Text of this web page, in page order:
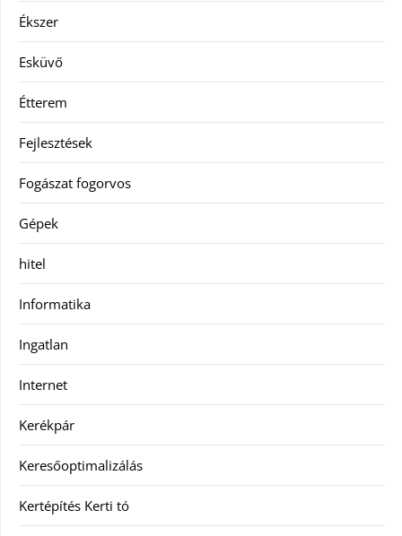
Ékszer
Esküvő
Étterem
Fejlesztések
Fogászat fogorvos
Gépek
hitel
Informatika
Ingatlan
Internet
Kerékpár
Keresőoptimalizálás
Kertépítés Kerti tó